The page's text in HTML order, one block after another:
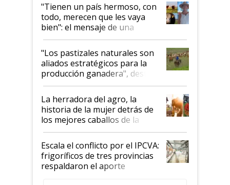
"Tienen un país hermoso, con
todo, merecen que les vaya
bien": el mensaje de una
ganadera uruguaya sobre las
oportunidades que se abren
para el agro en Argentina, con
foco en la carne
"Los pastizales naturales son
aliados estratégicos para la
producción ganadera", destaca
la iniciativa que ya reúne a 46
establecimientos en Argentina
La herradora del agro, la
historia de la mujer detrás de
los mejores caballos de la
Argentina y los mitos que
todavía hacen sufrir a estos
animales: "Mientras me
descalificaban, yo seguí
haciendo currículum"
Escala el conflicto por el IPCVA:
frigoríficos de tres provincias
respaldaron el aporte